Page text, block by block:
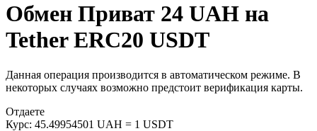
Обмен Приват 24 UAH на
Tether ERC20 USDT
Данная операция производится в автоматическом режиме. В
некоторых случаях возможно предстоит верификация карты.
Отдаете
Курс: 45.49954501 UAH = 1 USDT